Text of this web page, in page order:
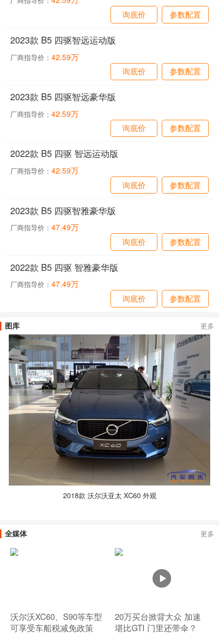
询底价
参数配置
2023款 B5 四驱智远运动版
厂商指导价：42.59万
询底价
参数配置
2023款 B5 四驱智远豪华版
厂商指导价：42.59万
询底价
参数配置
2022款 B5 四驱 智远运动版
厂商指导价：42.59万
询底价
参数配置
2023款 B5 四驱智雅豪华版
厂商指导价：47.49万
询底价
参数配置
2022款 B5 四驱 智雅豪华版
厂商指导价：47.49万
询底价
参数配置
图库 更多
2018款 沃尔沃亚太 XC60 外观
全媒体 更多
沃尔沃XC60、S90等车型
可享受车船税减免政策
20万买台掀背大众 加速
堪比GTI 门里还带伞？